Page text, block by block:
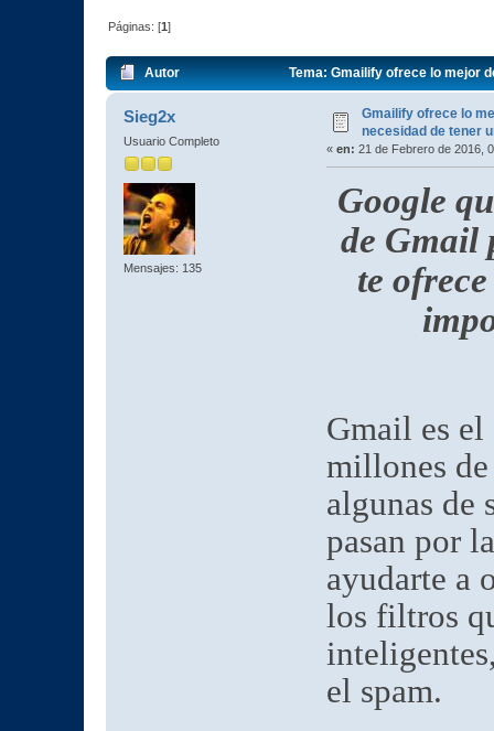
Páginas: [1]
Autor Tema: Gmailify ofrece lo mejor
Sieg2x
Usuario Completo
Mensajes: 135
Gmailify ofrece lo
necesidad de tener
« en: 21 de Febrero de 2016,
Google
de Gmail
te
Gmail es
millones
algunas de
pasan por
ayudarte a
los filtros
el spam.